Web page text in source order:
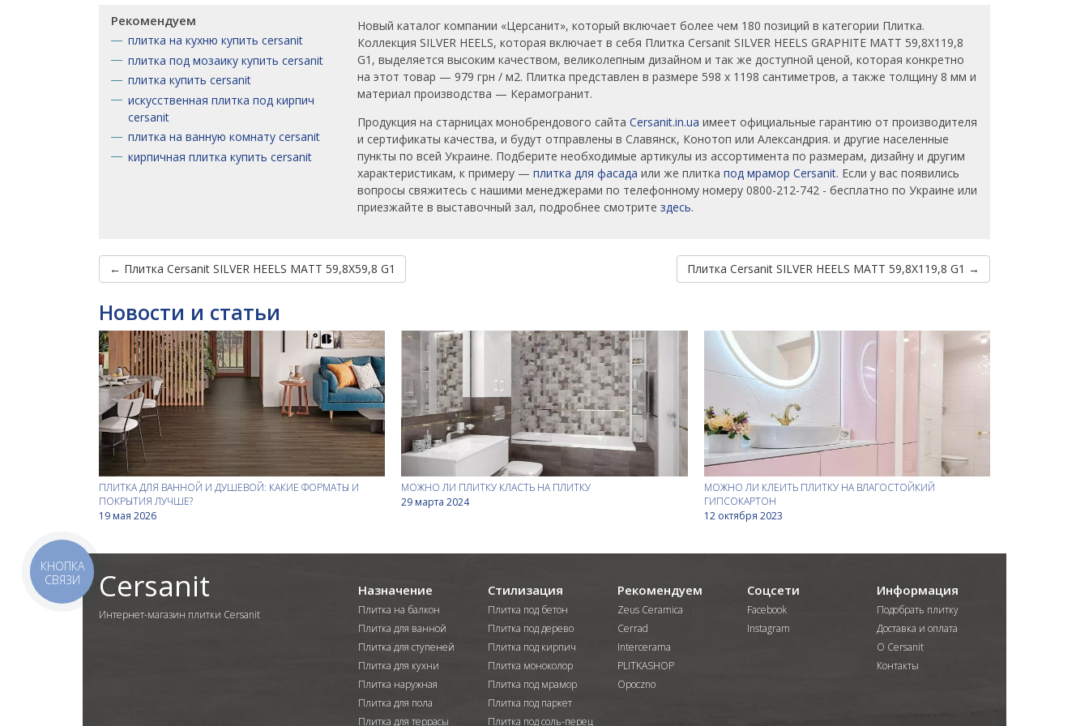
Рекомендуем
плитка на кухню купить cersanit
плитка под мозаику купить cersanit
плитка купить cersanit
искусственная плитка под кирпич
cersanit
плитка на ванную комнату cersanit
кирпичная плитка купить cersanit
Новый каталог компании «Церсанит», который включает более чем 180 позиций в категории Плитка.
Коллекция SILVER HEELS, которая включает в себя Плитка Cersanit SILVER HEELS GRAPHITE MATT 59,8X119,8
G1, выделяется высоким качеством, великолепным дизайном и так же доступной ценой, которая конкретно
на этот товар — 979 грн / м2. Плитка представлен в размере 598 x 1198 сантиметров, а также толщину 8 мм и
материал производства — Керамогранит.
Продукция на старницах монобрендового сайта Cersanit.in.ua имеет официальные гарантию от производителя
и сертификаты качества, и будут отправлены в Славянск, Конотоп или Александрия. и другие населенные
пункты по всей Украине. Подберите необходимые артикулы из ассортимента по размерам, дизайну и другим
характеристикам, к примеру — плитка для фасада или же плитка под мрамор Cersanit. Если у вас появились
вопросы свяжитесь с нашими менеджерами по телефонному номеру 0800-212-742 - бесплатно по Украине или
приезжайте в выставочный зал, подробнее смотрите здесь.
← Плитка Cersanit SILVER HEELS MATT 59,8X59,8 G1 Плитка Cersanit SILVER HEELS MATT 59,8X119,8 G1 →
Новости и статьи
ПЛИТКА ДЛЯ ВАННОЙ И ДУШЕВОЙ: КАКИЕ ФОРМАТЫ И
ПОКРЫТИЯ ЛУЧШЕ?
19 мая 2026
МОЖНО ЛИ ПЛИТКУ КЛАСТЬ НА ПЛИТКУ
29 марта 2024
МОЖНО ЛИ КЛЕИТЬ ПЛИТКУ НА ВЛАГОСТОЙКИЙ
ГИПСОКАРТОН
12 октября 2023
Cersanit
Интернет-магазин плитки Cersanit
Назначение
Плитка на балкон
Плитка для ванной
Плитка для ступеней
Плитка для кухни
Плитка наружная
Плитка для пола
Плитка для террасы
Стилизация
Плитка под бетон
Плитка под дерево
Плитка под кирпич
Плитка моноколор
Плитка под мрамор
Плитка под паркет
Плитка под соль-перец
Информация
Подобрать плитку
Доставка и оплата
О Cersanit
Контакты
Рекомендуем
Zeus Ceramica
Cerrad
Intercerama
PLITKASHOP
Opoczno
Соцсети
Facebook
Instagram
КНОПКА
СВЯЗИ